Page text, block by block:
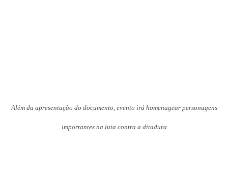
Além da apresentação do documento, evento irá homenagear personagens
importantes na luta contra a ditadura